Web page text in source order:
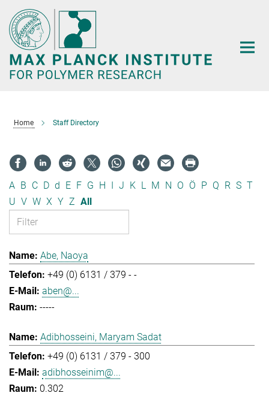
Main-
Content
Home Staff Directory
A B C D d E F G H I J K L M N O Ö P Q R S T
U V W X Y Z All
Abe, Naoya
+49 (0) 6131 / 379 - -
aben@...
-----
Adibhosseini, Maryam Sadat
+49 (0) 6131 / 379 - 300
adibhosseinim@...
0.302